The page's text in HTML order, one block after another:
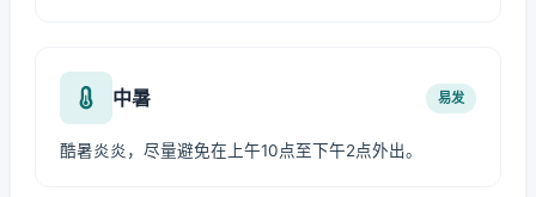
中暑 易发
酷暑炎炎，尽量避免在上午10点至下午2点外出。